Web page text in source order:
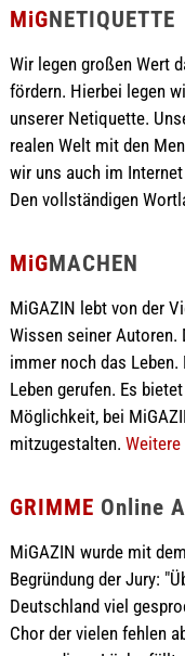
MiGNETIQUETTE
Wir legen großen Wert
fördern. Hierbei legen
unserer Netiquette.
realen Welt mit den
wir uns auch im
Den vollständigen
MiGMACHEN
MiGAZIN lebt von der
Wissen seiner Autoren.
immer noch das Leben.
Leben gerufen. Es
Möglichkeit, bei
mitzugestalten.
GRIMME Online
MiGAZIN wurde mit
Begründung der Jury:
Deutschland viel
Chor der vielen fehlen